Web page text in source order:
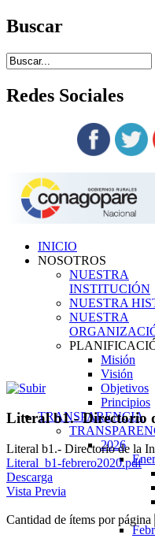
Buscar
Redes Sociales
INICIO
NOSOTROS
NUESTRA
INSTITUCIÓN
NUESTRA
NUESTRA
Misión
Visión
Objetivos
Principios
TRANSPARENCIA
2026
Literal b1.- Directorio
Literal b1.- Directorio de la
Literal_b1-febrero2020.pdf
Descarga
Vista Previa
Cantidad de ítems por página